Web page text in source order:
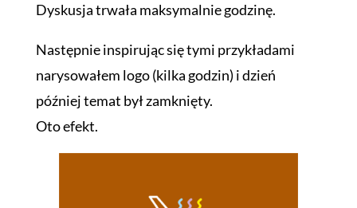
Dyskusja trwała maksymalnie godzinę.
Następnie inspirując się tymi przykładami
narysowałem logo (kilka godzin) i dzień
później temat był zamknięty.
Oto efekt.